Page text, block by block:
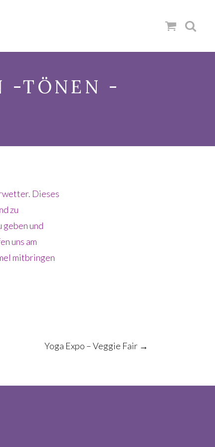
-TÖNEN -
Dieses
zu
geben und
uns am
mitbringen
Yoga Expo – Veggie Fair →